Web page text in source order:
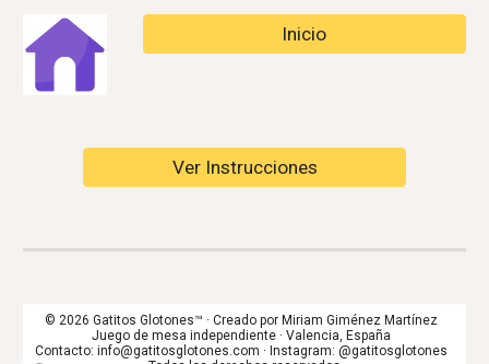
Inicio
Ver Instrucciones
© 2026 Gatitos Glotones™ · Creado por Miriam Giménez Martínez
Juego de mesa independiente · Valencia, España
Contacto: info@gatitosglotones.com · Instagram: @gatitosglotones